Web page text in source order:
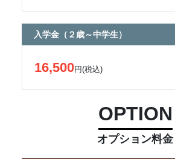
入学金（２歳～中学生）
16,500円(税込)
OPTION
オプション料金